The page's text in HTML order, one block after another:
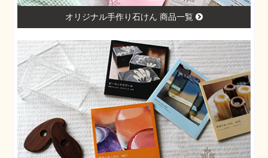
オリジナル手作り石けん 商品一覧